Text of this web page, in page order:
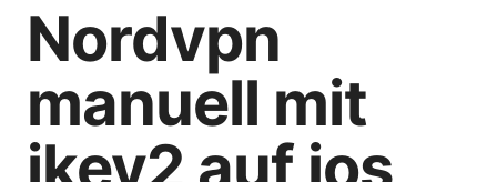
Nordvpn
manuell mit